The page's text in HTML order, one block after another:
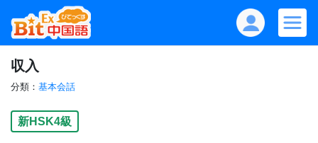
収入
分類： 基本会話
新HSK4級